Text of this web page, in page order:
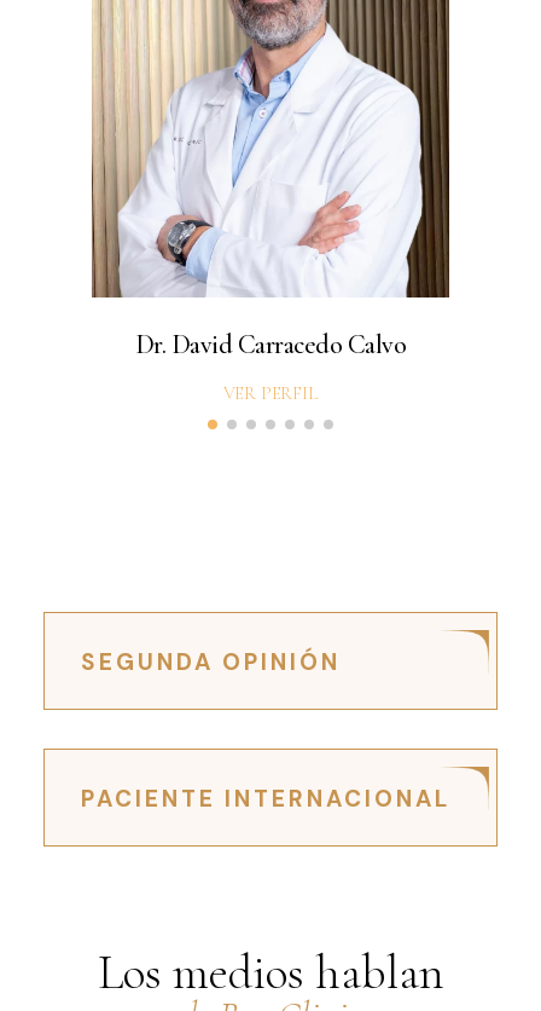
Dr. David Carracedo Calvo
VER PERFIL
SEGUNDA OPINIÓN
PACIENTE INTERNACIONAL
Los medios hablan